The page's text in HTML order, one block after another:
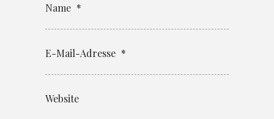
Name *
E-Mail-Adresse *
Website